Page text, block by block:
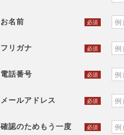
お名前 必須
フリガナ 必須
電話番号 必須
メールアドレス 必須
確認のためもう一度 必須